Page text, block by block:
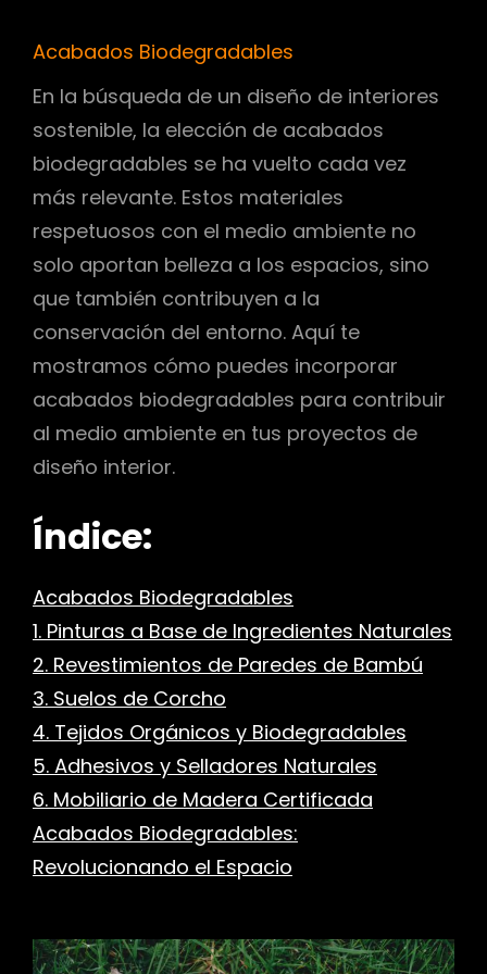
Acabados Biodegradables
En la búsqueda de un diseño de interiores
sostenible, la elección de acabados
biodegradables se ha vuelto cada vez
más relevante. Estos materiales
respetuosos con el medio ambiente no
solo aportan belleza a los espacios, sino
que también contribuyen a la
conservación del entorno. Aquí te
mostramos cómo puedes incorporar
acabados biodegradables para contribuir
al medio ambiente en tus proyectos de
diseño interior.
Índice:
Acabados Biodegradables
1. Pinturas a Base de Ingredientes Naturales
2. Revestimientos de Paredes de Bambú
3. Suelos de Corcho
4. Tejidos Orgánicos y Biodegradables
5. Adhesivos y Selladores Naturales
6. Mobiliario de Madera Certificada
Acabados Biodegradables:
Revolucionando el Espacio